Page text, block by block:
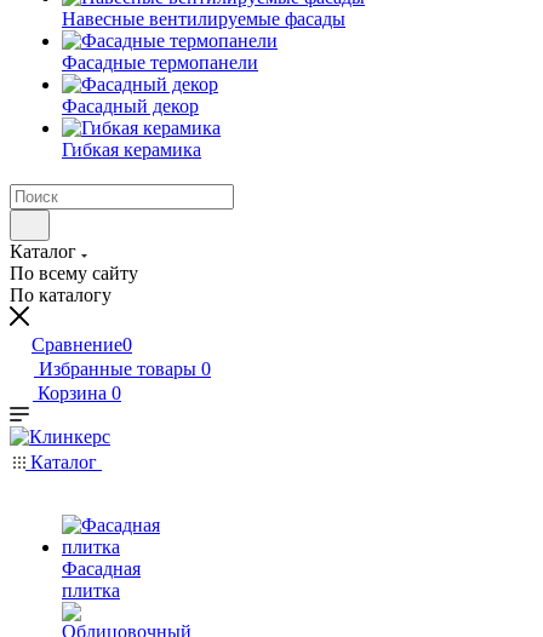
Навесные вентилируемые фасады
Фасадные термопанели
Фасадный декор
Гибкая керамика
Каталог
По всему сайту
По каталогу
Сравнение0
Избранные товары 0
Корзина 0
Каталог
Фасадная
плитка